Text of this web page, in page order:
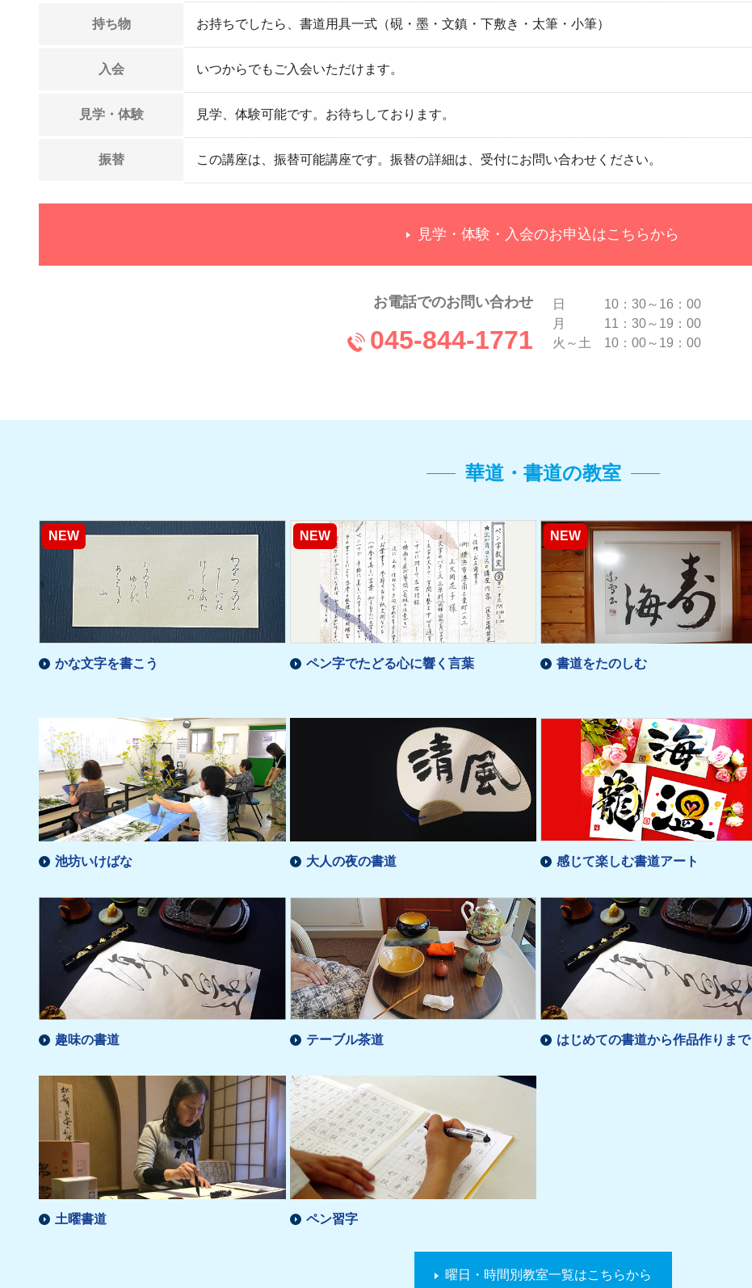
持ち物 お持ちでしたら、書道用具一式（硯・墨・文鎮・下敷き・太筆・小筆）
入会 いつからでもご入会いただけます。
見学・体験 見学、体験可能です。お待ちしております。
振替 この講座は、振替可能講座です。振替の詳細は、受付にお問い合わせください。
見学・体験・入会のお申込はこちらから
お電話でのお問い合わせ
045-844-1771
日 10：30～16：00
月 11：30～19：00
火～土 10：00～19：00
華道・書道の教室
かな文字を書こう
NEW NEW
ペン字でたどる心に響く言葉 書道をたのしむ
NEW
池坊いけばな 大人の夜の書道 感じて楽しむ書道アート
趣味の書道 テーブル茶道 はじめての書道から作品作りまで
土曜書道 ペン習字
曜日・時間別教室一覧はこちらから